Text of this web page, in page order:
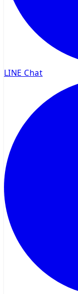
LINE Chat